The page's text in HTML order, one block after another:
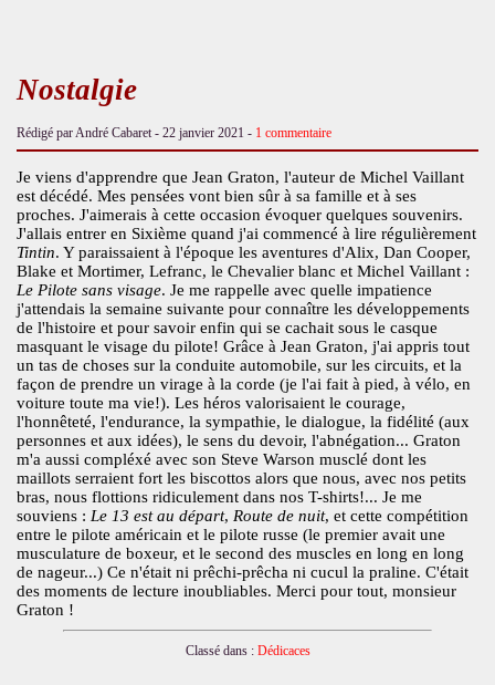
Nostalgie
Rédigé par André Cabaret - 22 janvier 2021 - 1 commentaire
Je viens d'apprendre que Jean Graton, l'auteur de Michel Vaillant
est décédé. Mes pensées vont bien sûr à sa famille et à ses
proches. J'aimerais à cette occasion évoquer quelques souvenirs.
J'allais entrer en Sixième quand j'ai commencé à lire régulièrement
Tintin. Y paraissaient à l'époque les aventures d'Alix, Dan Cooper,
Blake et Mortimer, Lefranc, le Chevalier blanc et Michel Vaillant :
Le Pilote sans visage. Je me rappelle avec quelle impatience
j'attendais la semaine suivante pour connaître les développements
de l'histoire et pour savoir enfin qui se cachait sous le casque
masquant le visage du pilote! Grâce à Jean Graton, j'ai appris tout
un tas de choses sur la conduite automobile, sur les circuits, et la
façon de prendre un virage à la corde (je l'ai fait à pied, à vélo, en
voiture toute ma vie!). Les héros valorisaient le courage,
l'honnêteté, l'endurance, la sympathie, le dialogue, la fidélité (aux
personnes et aux idées), le sens du devoir, l'abnégation... Graton
m'a aussi compléxé avec son Steve Warson musclé dont les
maillots serraient fort les biscottos alors que nous, avec nos petits
bras, nous flottions ridiculement dans nos T-shirts!... Je me
souviens : Le 13 est au départ, Route de nuit, et cette compétition
entre le pilote américain et le pilote russe (le premier avait une
musculature de boxeur, et le second des muscles en long en long
de nageur...) Ce n'était ni prêchi-prêcha ni cucul la praline. C'était
des moments de lecture inoubliables. Merci pour tout, monsieur
Graton !
Classé dans : Dédicaces